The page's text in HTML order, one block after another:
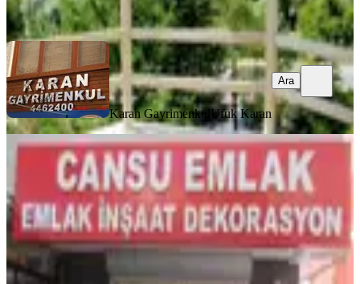
Ara
Karan Gayrimenkul Ufuk Karan
Ara
YENİ
Balgat Nasuf Akar Mah.3+1 Kombili
Katta 36 Bin Tl
Çankaya, Devlet Mahallesi
3+1·120 m²· 2. Kat·07.08.2026